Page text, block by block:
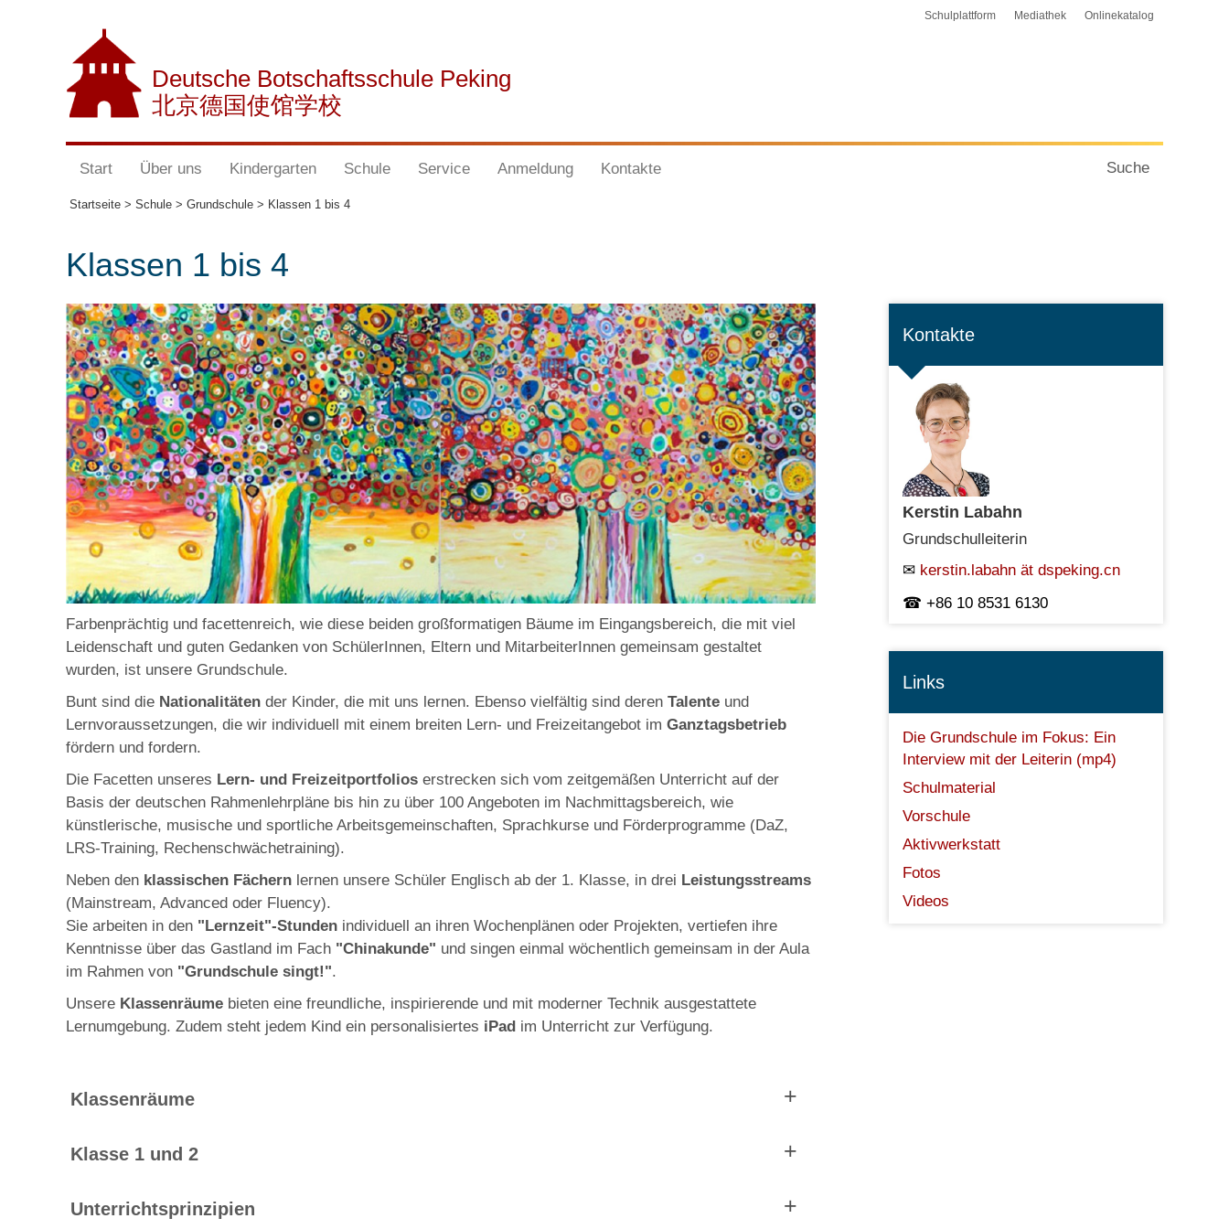
Onlinekatalog
Mediathek
Schulplattform
Deutsche Botschaftsschule Peking
北京德国使馆学校
Start Über uns Kindergarten Schule Service Anmeldung Kontakte Suche
Startseite > Schule > Grundschule > Klassen 1 bis 4
Klassen 1 bis 4
Farbenprächtig und facettenreich, wie diese beiden großformatigen Bäume im Eingangsbereich, die mit viel
Leidenschaft und guten Gedanken von SchülerInnen, Eltern und MitarbeiterInnen gemeinsam gestaltet
wurden, ist unsere Grundschule.
Bunt sind die Nationalitäten der Kinder, die mit uns lernen. Ebenso vielfältig sind deren Talente und
Lernvoraussetzungen, die wir individuell mit einem breiten Lern- und Freizeitangebot im Ganztagsbetrieb
fördern und fordern.
Die Facetten unseres Lern- und Freizeitportfolios erstrecken sich vom zeitgemäßen Unterricht auf der
Basis der deutschen Rahmenlehrpläne bis hin zu über 100 Angeboten im Nachmittagsbereich, wie
künstlerische, musische und sportliche Arbeitsgemeinschaften, Sprachkurse und Förderprogramme (DaZ,
LRS-Training, Rechenschwächetraining).
Neben den klassischen Fächern lernen unsere Schüler Englisch ab der 1. Klasse, in drei Leistungsstreams
(Mainstream, Advanced oder Fluency).
Sie arbeiten in den "Lernzeit"-Stunden individuell an ihren Wochenplänen oder Projekten, vertiefen ihre
Kenntnisse über das Gastland im Fach "Chinakunde" und singen einmal wöchentlich gemeinsam in der Aula
im Rahmen von "Grundschule singt!".
Unsere Klassenräume bieten eine freundliche, inspirierende und mit moderner Technik ausgestattete
Lernumgebung. Zudem steht jedem Kind ein personalisiertes iPad im Unterricht zur Verfügung.
Klassenräume
Klassenräume sind mit einem interaktiven Tafelsystem und WLAN-Zugang ausgestattet.
Klasse 1 und 2
Lernvoraussetzungen eingeschult. Deswegen wird der Unterricht in vielen Phasen individualisiert und
Unterrichtsprinzipien
Kontakte
Kerstin Labahn
Grundschulleiterin
kerstin.labahn ät dspeking.cn
+86 10 8531 6130
Links
Die Grundschule im Fokus: Ein
Interview mit der Leiterin (mp4)
Schulmaterial
Vorschule
Aktivwerkstatt
Fotos
Videos